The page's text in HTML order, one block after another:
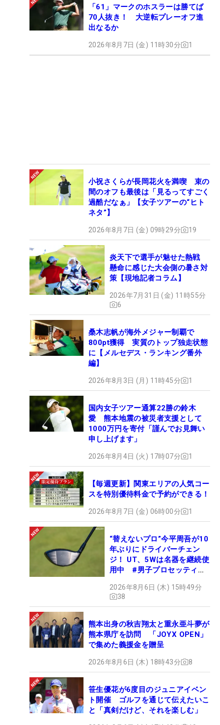
「61」マークのホスラーは勝てば
70人抜き！ 大逆転プレーオフ進
出なるか
2026年8月7日 (金) 11時30分 1
小祝さくらが長岡花火を満喫 束の
間のオフも最後は「見るってすごく
過酷だなぁ」【女子ツアーの“ヒト
ネタ”】
2026年8月7日 (金) 09時29分 19
炎天下で選手が魅せた熱戦
懸命に感じた大会側の暑さ対
策【現地記者コラム】
2026年7月31日 (金) 11時55分
6
桑木志帆が海外メジャー制覇で
800pt獲得 実質のトップ独走状態
に【メルセデス・ランキング番外
編】
2026年8月3日 (月) 11時45分 1
国内女子ツアー通算22勝の鈴木
愛 熊本地震の被災者支援として
1000万円を寄付「謹んでお見舞い
申し上げます」
2026年8月4日 (火) 17時07分 1
【毎週更新】関東エリアの人気コー
スを特別優待料金で予約ができる！
2026年8月7日 (金) 06時00分 1
“替えないプロ”今平周吾が10
年ぶりにドライバーチェン
ジ！ UT、5Wは名器を継続使
用中 #男子プロセッティン
2026年8月6日 (木) 15時49分
38
熊本出身の秋吉翔太と重永亜斗夢が
熊本県庁を訪問 「JOYX OPEN」
で集めた義援金を贈呈
2026年8月6日 (木) 18時43分 8
笹生優花が6度目のジュニアイベン
ト開催 ゴルフを通じて伝えたいこ
と「真剣だけど、それを楽しむ」